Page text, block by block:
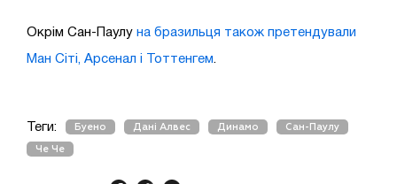
Окрім Сан-Паулу на бразильця також претендували
Ман Сіті, Арсенал і Тоттенгем
Теги: Буено Дані Алвес Динамо Сан-Паулу
Че Че